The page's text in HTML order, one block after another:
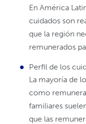
En América
cuidados son
que la región
remunerados
Perfil de los
La mayoría de
como
familiares
que las